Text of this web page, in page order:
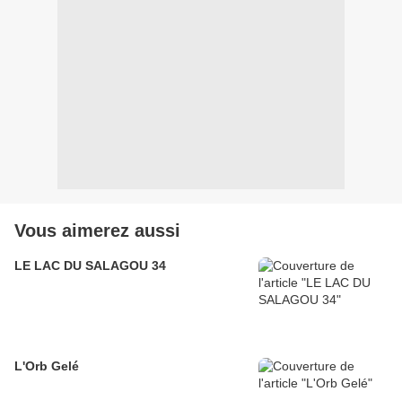
Vous aimerez aussi
LE LAC DU SALAGOU 34
L'Orb Gelé